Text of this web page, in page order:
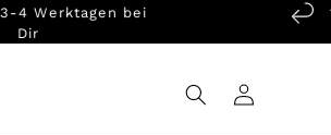
bei
14
Einloggen